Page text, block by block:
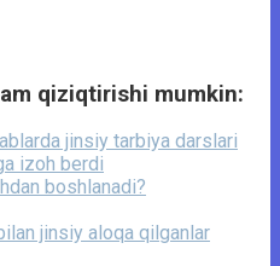
qiziqtirishi mumkin:
jinsiy tarbiya darslari
izoh berdi
boshlanadi?
jinsiy aloqa qilganlar